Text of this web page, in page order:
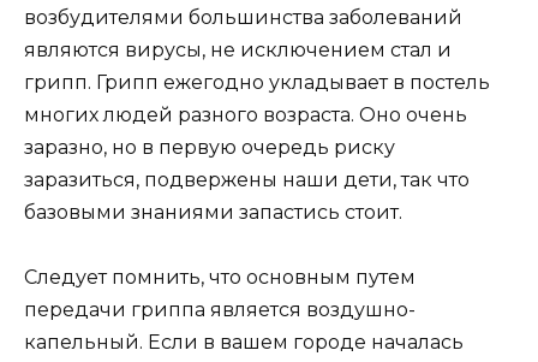
возбудителями большинства заболеваний
являются вирусы, не исключением стал и
грипп. Грипп ежегодно укладывает в постель
многих людей разного возраста. Оно очень
заразно, но в первую очередь риску
заразиться, подвержены наши дети, так что
базовыми знаниями запастись стоит.
Следует помнить, что основным путем
передачи гриппа является воздушно-
капельный. Если в вашем городе началась